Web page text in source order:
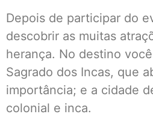
Depois de participar do
descobrir as muitas
herança. No destino
Sagrado dos Incas, que
importância; e a cidade
colonial e inca.